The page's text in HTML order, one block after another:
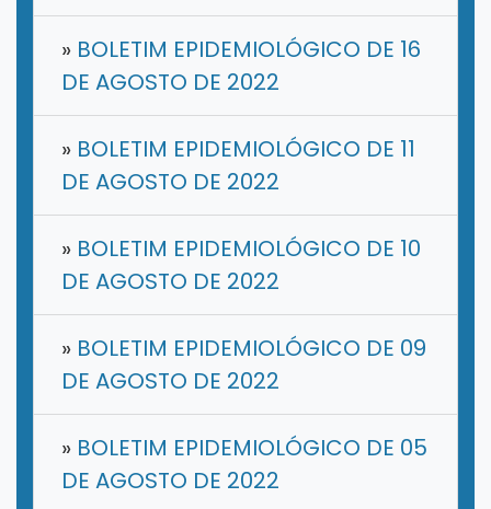
» BOLETIM EPIDEMIOLÓGICO DE 16
DE AGOSTO DE 2022
» BOLETIM EPIDEMIOLÓGICO DE 11
DE AGOSTO DE 2022
» BOLETIM EPIDEMIOLÓGICO DE 10
DE AGOSTO DE 2022
» BOLETIM EPIDEMIOLÓGICO DE 09
DE AGOSTO DE 2022
» BOLETIM EPIDEMIOLÓGICO DE 05
DE AGOSTO DE 2022